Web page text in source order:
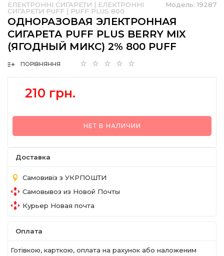
Модель: 19287
ЕЛЕКТРОННІ СИГАРЕТИ | ЕЛЕКТРОННІ
СИГАРЕТИ PUFF | PUFF PLUS 800
ОДНОРАЗОВАЯ ЭЛЕКТРОННАЯ
СИГАРЕТА PUFF PLUS BERRY MIX
(ЯГОДНЫЙ МИКС) 2% 800 PUFF
ПОРІВНЯННЯ
210 грн.
НЕТ В НАЛИЧИИ
Доставка
Самовивіз з УКРПОШТИ
Самовывоз из Новой Почты
Курьер Новая почта
Оплата
Готівкою, карткою, оплата на рахунок або наложеним